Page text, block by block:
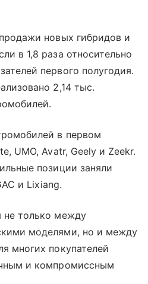
новых гибридов и
в 1,8 раза относительно
первого полугодия.
2,14 тыс.
в первом
UMO, Avatr, Geely и Zeekr.
позиции заняли
и Lixiang.
не только между
моделями, но и между
многих покупателей
и компромиссным